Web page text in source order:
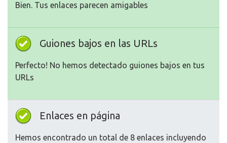
Bien. Tus enlaces parecen amigables
Guiones bajos en las URLs
Perfecto! No hemos detectado guiones bajos en tus
URLs
Enlaces en página
Hemos encontrado un total de 8 enlaces incluyendo